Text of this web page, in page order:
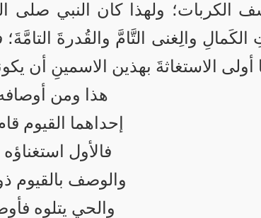
الكربات؛ ولهذا كان النبي صلى
الكَمالِ والِغنى التَّامَّ والقُدرةَ
الاستغاثةَ بهذين الاسمينِ أن
هذا ومن
إحداهما القيوم
فالأول
والوصف
والحي يتلوه